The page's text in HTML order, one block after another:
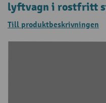
lyftvagn i rostfritt
Till produktbeskrivningen